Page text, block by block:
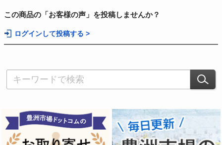
この商品の「お客様の声」を投稿しませんか？
ログインして投稿する >